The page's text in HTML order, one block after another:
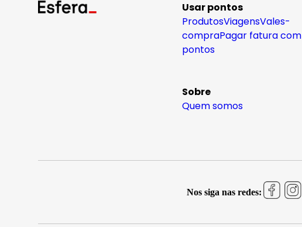
Usar pontos
ProdutosViagensVales-
compraPagar fatura com
pontos
Sobre
Quem somos
Nos siga nas redes: